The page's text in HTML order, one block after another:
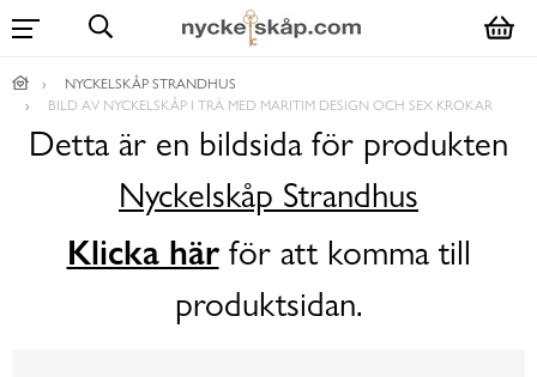
NYCKELSKÅP STRANDHUS
BILD AV NYCKELSKÅP I TRÄ MED MARITIM DESIGN OCH SEX KROKAR
Detta är en bildsida för produkten
Nyckelskåp Strandhus
Klicka härför att komma till
produktsidan.